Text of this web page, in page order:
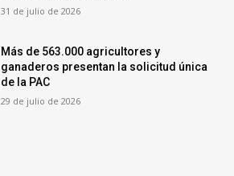
31 de julio de 2026
Más de 563.000 agricultores y
ganaderos presentan la solicitud única
de la PAC
29 de julio de 2026